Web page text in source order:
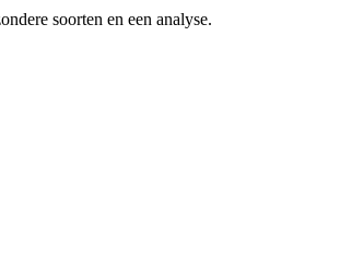
soorten en een analyse.